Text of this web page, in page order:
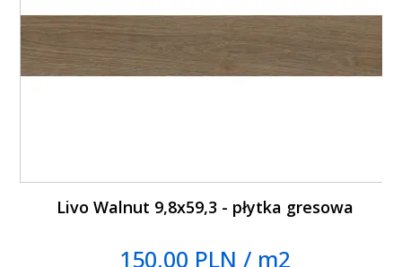
Livo Walnut 9,8x59,3 - płytka gresowa
150.00 PLN / m2